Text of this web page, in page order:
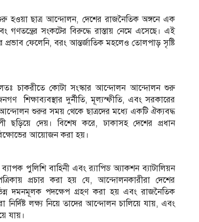
হওয়া ছাত্র আন্দোলন, দেশের রাজনৈতিক অঙ্গনে এক
সংকটের বিরুদ্ধে রাস্তায় নেমে এসেছে। এই
ফেলেনি, বরং আন্তর্জাতিক মহলেও তোলপাড় সৃষ্টি
মূলতঃ চাকরীতে কোটা সংস্কার আন্দোলন আন্দোলন শুরু
শিক্ষাব্যবস্থার দুর্নীতি, মূল্যস্ফীতি, এবং সরকারের
শুরুর সময় থেকে ছাত্রদের মধ্যে একটি ঐক্যবদ্ধ
ছড়িয়ে দেয়। বিশেষ করে, ঢাকাসহ দেশের প্রধান
আয়োজন করা হয়।
পুলিশি বাহিনী এবং র‍্যাপিড অ্যাকশন ব্যাটালিয়ন
প্রচার করা হয় যে, আন্দোলনকারীরা দেশের
দমনমূলক পদক্ষেপ গ্রহণ করা হয় এবং রাজনৈতিক
লক্ষ্য নিয়ে তাদের আন্দোলন চালিয়ে যায়, এবং
যায়।